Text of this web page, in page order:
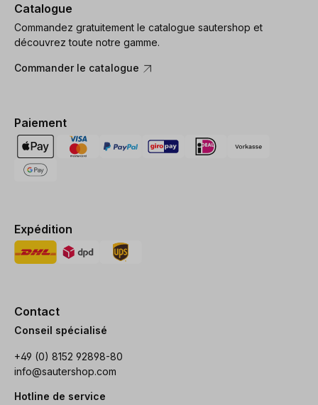
Catalogue
Commandez gratuitement le catalogue sautershop et
découvrez toute notre gamme.
Commander le catalogue
Paiement
Expédition
Contact
Conseil spécialisé
+49 (0) 8152 92898-80
info@sautershop.com
Hotline de service